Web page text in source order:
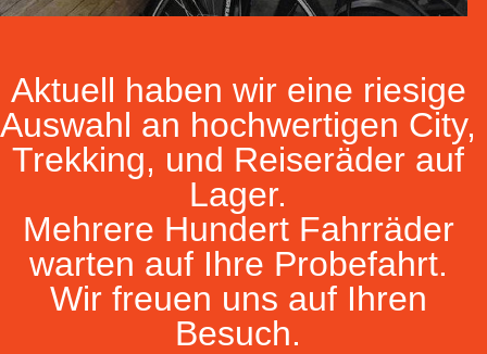
Aktuell haben wir eine riesige
Auswahl an hochwertigen City,
Trekking, und Reiseräder auf
Lager.
Mehrere Hundert Fahrräder
warten auf Ihre Probefahrt.
Wir freuen uns auf Ihren
Besuch.